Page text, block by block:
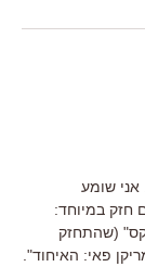
אני שומע
חזק במיוחד:
(שהתחזק
האחרון), "רחוב ג'אמפ 21" ו"אמריקן פאי: האיחוד".